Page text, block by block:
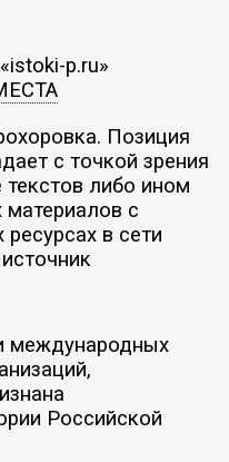
p.ru»
Позиция
с точкой зрения
текстов либо ином
материалов с
в сети
международных
Российской